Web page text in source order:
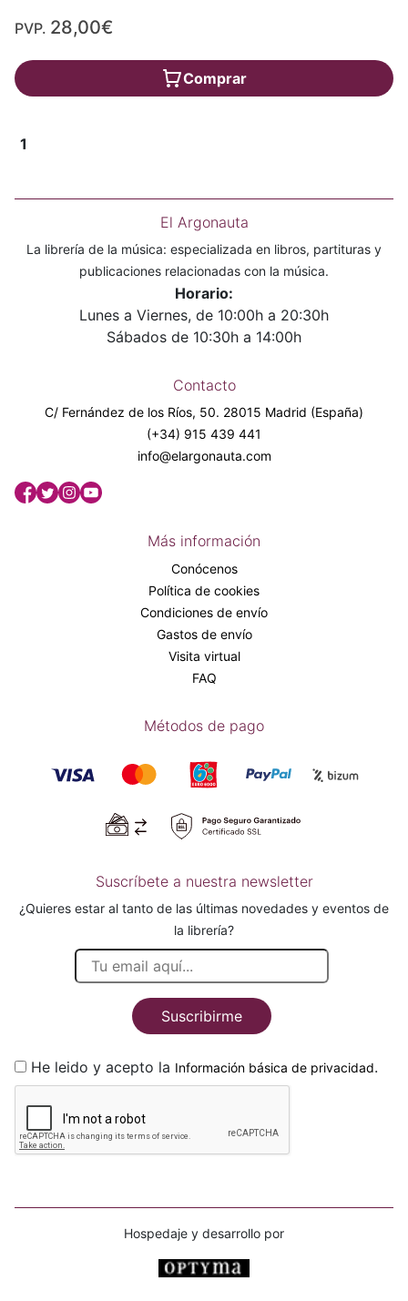
PVP. 28,00€
Comprar
1
El Argonauta
La librería de la música: especializada en libros, partituras y
publicaciones relacionadas con la música.
Horario:
Lunes a Viernes, de 10:00h a 20:30h
Sábados de 10:30h a 14:00h
Contacto
C/ Fernández de los Ríos, 50. 28015 Madrid (España)
(+34) 915 439 441
info@elargonauta.com
Más información
Conócenos
Política de cookies
Condiciones de envío
Gastos de envío
Visita virtual
FAQ
Métodos de pago
Suscríbete a nuestra newsletter
¿Quieres estar al tanto de las últimas novedades y eventos de
la librería?
Suscribirme
He leido y acepto la Información básica de privacidad.
Hospedaje y desarrollo por